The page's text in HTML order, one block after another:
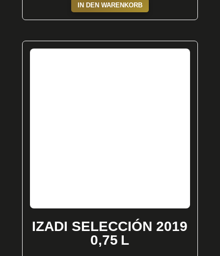
IN DEN WARENKORB
IZADI SELECCIÓN 2019
0,75 L